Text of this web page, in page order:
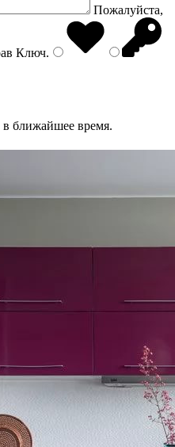
Пожалуйста,
Ключ.
ближайшее время.